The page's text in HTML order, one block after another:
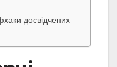
досвідчених